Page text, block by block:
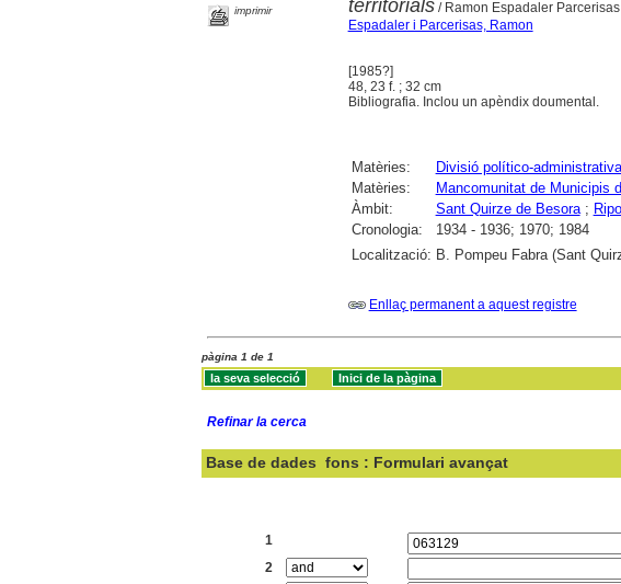
imprimir
territorials/ Ramon Espadaler Parcerisas
Espadaler i Parcerisas, Ramon
[1985?]
48, 23 f. ; 32 cm
Bibliografia. Inclou un apèndix doumental.
Matèries: Divisió político-administrativa
Matèries:
Mancomunitat de Municipis
Àmbit:
Sant Quirze de Besora;
Cronologia:
1934 - 1936; 1970; 1984
Localització: B. Pompeu Fabra (Sant
Enllaç permanent a aquest registre
pàgina 1 de 1
Refinar la cerca
Base de dades fons : Formulari avançat
1
2